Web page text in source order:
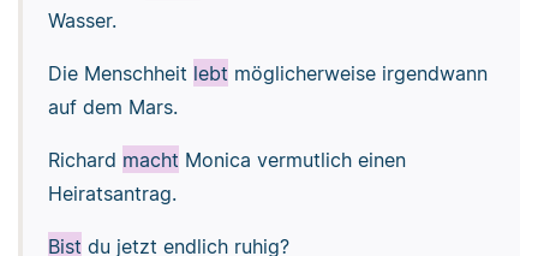
Wasser.
Die Menschheit lebt möglicherweise irgendwann
auf dem Mars.
Richard macht Monica vermutlich einen
Heiratsantrag.
Bist du jetzt endlich ruhig?